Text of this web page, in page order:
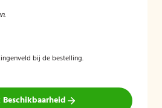
bij de bestelling.
Beschikbaarheid